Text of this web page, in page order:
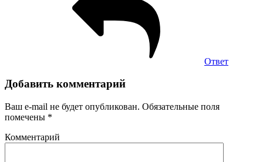
Ответ
Добавить комментарий
Ваш e-mail не будет опубликован. Обязательные поля
помечены *
Комментарий